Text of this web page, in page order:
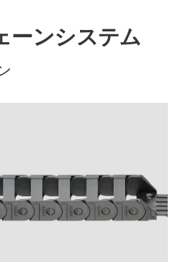
ーンシステム